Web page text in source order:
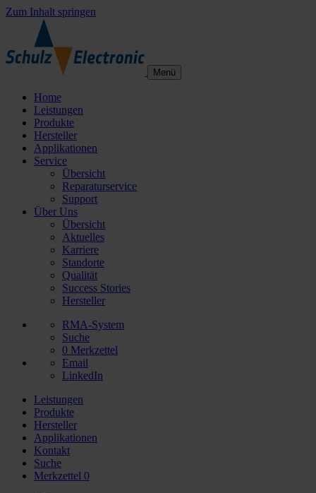
Zum Inhalt springen
Menü
Home
Leistungen
Produkte
Hersteller
Applikationen
Service
Übersicht
Reparaturservice
Support
Über Uns
Übersicht
Aktuelles
Karriere
Standorte
Qualität
Success Stories
Hersteller
RMA-System
Suche
0 Merkzettel
Email
LinkedIn
Leistungen
Produkte
Hersteller
Applikationen
Kontakt
Suche
Merkzettel 0